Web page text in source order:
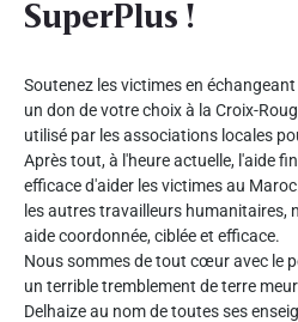
SuperPlus !
Soutenez les victimes en
un don de votre choix à la Croix-
utilisé par les associations locales
Après tout, à l'heure actuelle, l'aide
efficace d'aider les victimes au
les autres travailleurs humanitaires,
aide coordonnée, ciblée et efficace.
Nous sommes de tout cœur avec le
un terrible tremblement de terre
Delhaize au nom de toutes ses